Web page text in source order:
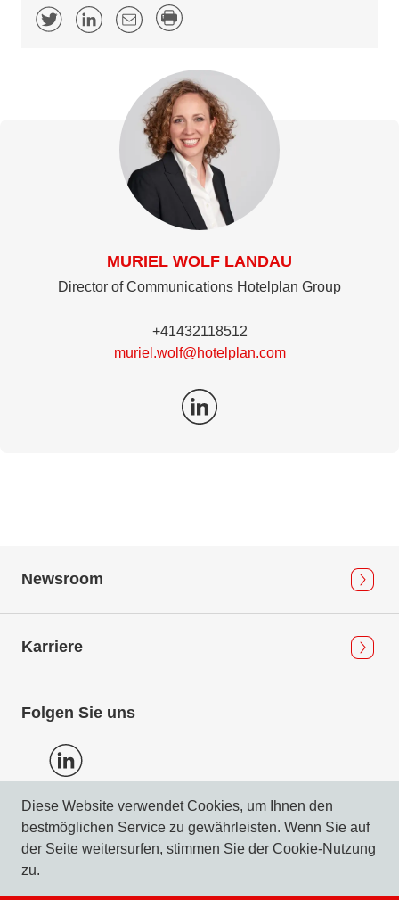
MURIEL WOLF LANDAU
Director of Communications Hotelplan Group
+41432118512
muriel.wolf@hotelplan.com
Newsroom
Karriere
Folgen Sie uns
Datenschutz
Impressum & Compliance
Diese Website verwendet Cookies, um Ihnen den
bestmöglichen Service zu gewährleisten. Wenn Sie auf
der Seite weitersurfen, stimmen Sie der Cookie-Nutzung
zu.